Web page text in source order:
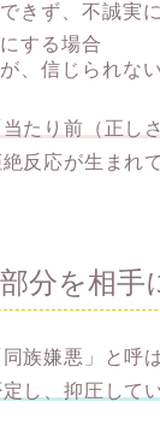
きず、不誠実
する場合
、信じられな
たり前（正し
反応が生まれ
分を相手
族嫌悪」と呼
し、抑圧して